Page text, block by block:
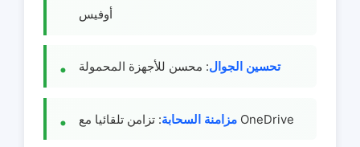
أوفيس
تحسين الجوال: محسن للأجهزة المحمولة
مزامنة السحابة : تزامن تلقائيا مع OneDrive